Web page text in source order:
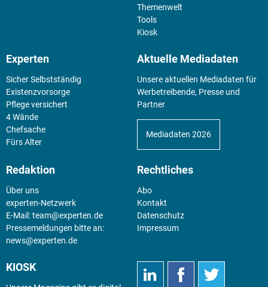
Themenwelt
Tools
Kiosk
Experten
Sicher Selbstständig
Existenz­vorsorge
Pflege versichert
4 Wände
Chefsache
Fürs Alter
Aktuelle Mediadaten
Unsere aktuellen Mediadaten für
Werbetreibende, Presse und
Partner
Mediadaten 2026
Redaktion
Über uns
experten-Netzwerk
E-Mail:team@experten.de
Pressemeldungen bitte an:
news@experten.de
Rechtliches
Abo
Kontakt
Datenschutz
Impressum
KIOSK